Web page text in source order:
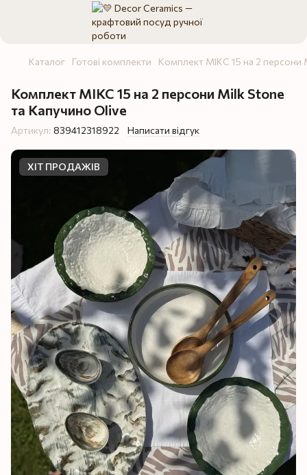
Каталог Готові комплекти Комплект МІКС 15 на 2 персони
Комплект МІКС 15 на 2 персони Milk Stone
та Капучино Olive
Артикул: 839412318922 Написати відгук
ХІТ ПРОДАЖІВ